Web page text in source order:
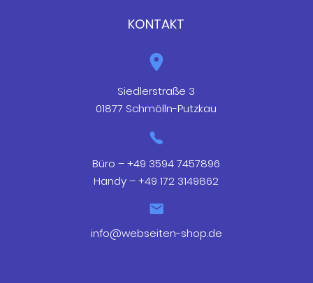
KONTAKT
Siedlerstraße 3
01877 Schmölln-Putzkau
Büro – +49 3594 7457896
Handy – +49 172 3149862
info@webseiten-shop.de